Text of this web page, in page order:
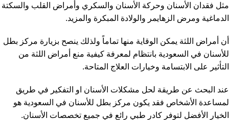
مثل فقدان الأسنان وحركة الأسنان والسكري وأمراض القلب والسكتة
الدماغية ومرض الزهايمر والولادة المبكرة والمزيد.
أن أمراض اللثة يمكن الوقاية منها تماماً ولذلك ينصح بزيارة مركز بطل
للأسنان في السعودية بانتظام لمعرفة كيفية منع أمراض اللثة من
التأثير على الابتسامة وخيارات العلاج المتاحة.
عند البحث عن طريقة لحل مشكلات الأسنان او التفكير في طريق
لمساعدة الأشخاص فقد يكون مركز بطل للأسنان في السعودية هو
الخيار الأفضل لتوفر كادر طبي رائع في جميع تخصصات الأسنان.